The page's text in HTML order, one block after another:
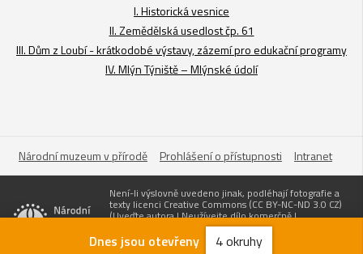
Dnes jsou otevřeny 4 okruhy
I. Historická vesnice
II. Zemědělská usedlost čp. 61
III. Dům z Loubí - krátkodobé výstavy, zázemí pro edukační programy
IV. Mlýn Týniště – Mlýnské údolí
Národní muzeum v přírodě Prohlášení o přístupnosti Intranet
Není-li výslovně uvedeno jinak, podléhají fotografie a
texty licenci Creative Commons (CC BY-NC-ND 3.0 CZ)
(Uveďte autora | Neužívejte dílo komerčně |
Nezasahujte do díla). Pro užití obsahuju uvádějte odkaz
na stránky www.nmvp.cz a „zdroj: Národní muzeum v
přírodě“